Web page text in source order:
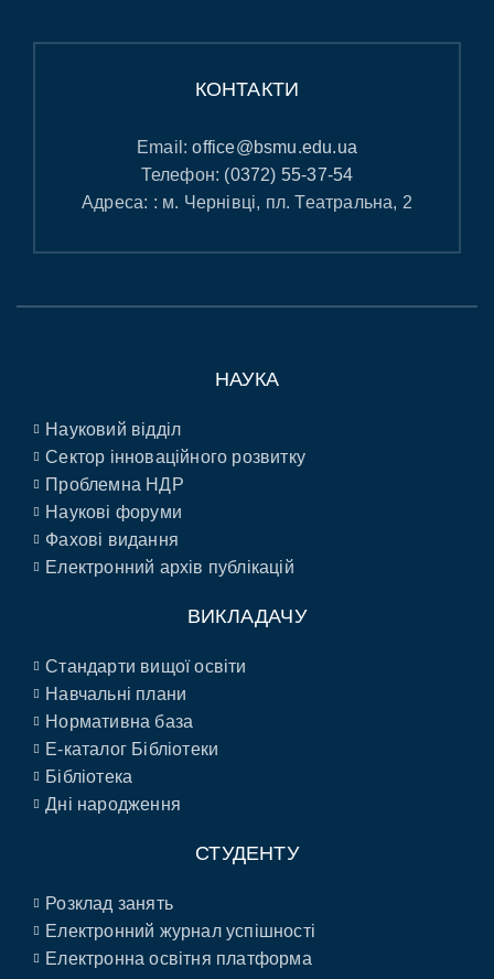
КОНТАКТИ
Email:office@bsmu.edu.ua
Телефон: (0372) 55-37-54
Адреса: : м. Чернівці, пл. Театральна, 2
НАУКА
Науковий відділ
Сектор інноваційного розвитку
Проблемна НДР
Наукові форуми
Фахові видання
Електронний архів публікацій
ВИКЛАДАЧУ
Стандарти вищої освіти
Навчальні плани
Нормативна база
E-каталог Бібліотеки
Бібліотека
Дні народження
СТУДЕНТУ
Розклад занять
Електронний журнал успішності
Електронна освітня платформа